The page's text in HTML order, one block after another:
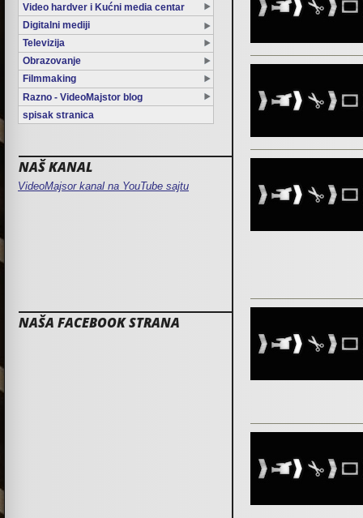
Video hardver i Kućni media centar
Digitalni mediji
Televizija
Obrazovanje
Filmmaking
Razno - VideoMajstor blog
spisak stranica
NAŠ KANAL
VideoMajsor kanal na YouTube sajtu
NAŠA FACEBOOK STRANA